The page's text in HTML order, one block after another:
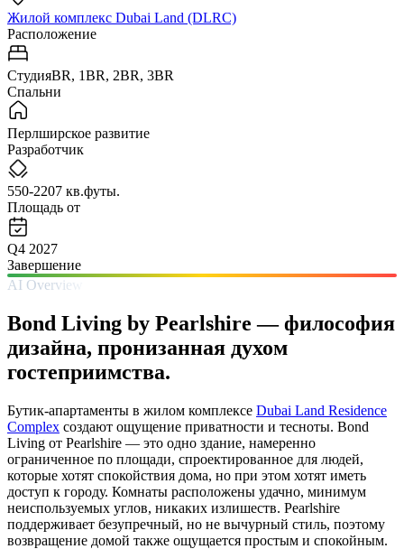
Жилой комплекс Dubai Land (DLRC)
Расположение
СтудияBR, 1BR, 2BR, 3BR
Спальни
Перлширское развитие
Разработчик
550-2207 кв.футы.
Площадь от
Q4 2027
Завершение
AI Overview
Bond Living by Pearlshire — философия
дизайна, пронизанная духом
гостеприимства.
Бутик-апартаменты в жилом комплексе Dubai Land Residence
Complex создают ощущение приватности и тесноты. Bond
Living от Pearlshire — это одно здание, намеренно
ограниченное по площади, спроектированное для людей,
которые хотят спокойствия дома, но при этом хотят иметь
доступ к городу. Комнаты расположены удачно, минимум
неиспользуемых углов, никаких излишеств. Pearlshire
поддерживает безупречный, но не вычурный стиль, поэтому
возвращение домой также ощущается простым и спокойным.